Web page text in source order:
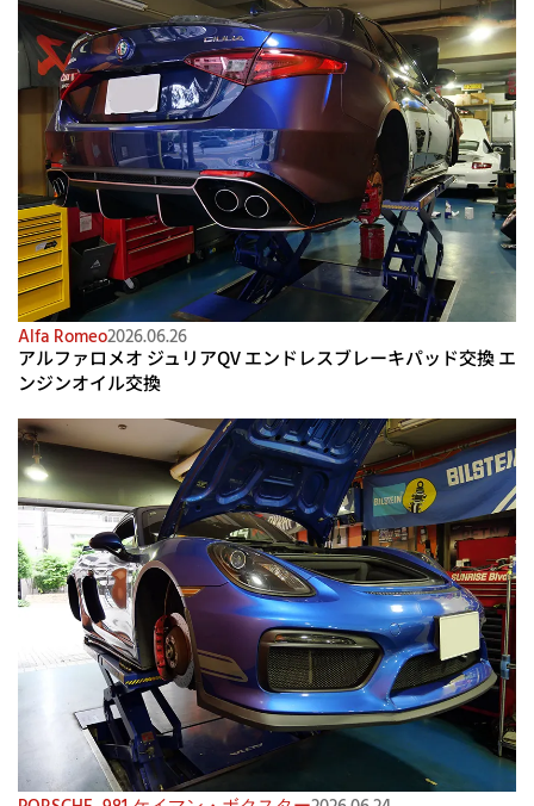
Alfa Romeo2026.06.26
アルファロメオ ジュリアQV エンドレスブレーキパッド交換 エ
ンジンオイル交換